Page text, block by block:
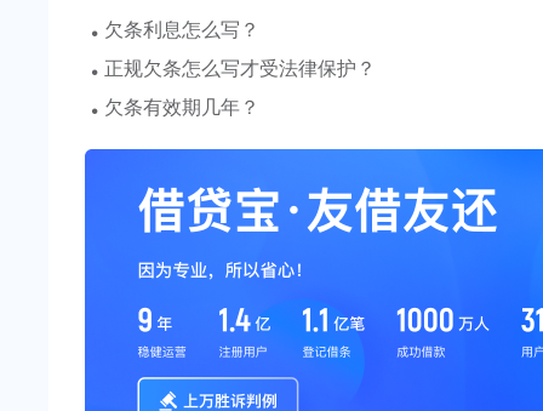
· 欠条利息怎么写？
· 正规欠条怎么写才受法律保护？
· 欠条有效期几年？